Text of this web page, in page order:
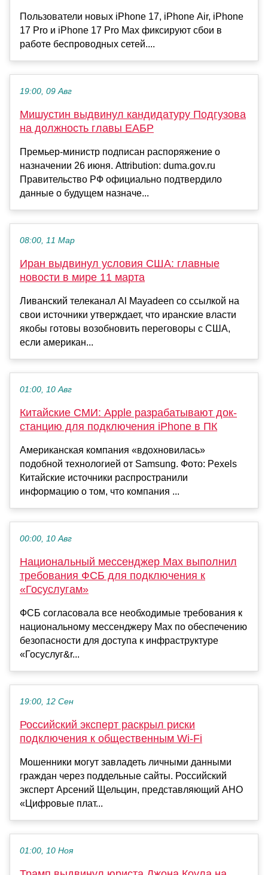
Пользователи новых iPhone 17, iPhone Air, iPhone
17 Pro и iPhone 17 Pro Max фиксируют сбои в
работе беспроводных сетей....
19:00, 09 Авг
Мишустин выдвинул кандидатуру Подгузова
на должность главы ЕАБР
Премьер-министр подписан распоряжение о
назначении 26 июня. Attribution: duma.gov.ru
Правительство РФ официально подтвердило
данные о будущем назначе...
08:00, 11 Мар
Иран выдвинул условия США: главные
новости в мире 11 марта
Ливанский телеканал Al Mayadeen со ссылкой на
свои источники утверждает, что иранские власти
якобы готовы возобновить переговоры с США,
если американ...
01:00, 10 Авг
Китайские СМИ: Apple разрабатывают док-
станцию для подключения iPhone в ПК
Американская компания «вдохновилась»
подобной технологией от Samsung. Фото: Pexels
Китайские источники распространили
информацию о том, что компания ...
00:00, 10 Авг
Национальный мессенджер Max выполнил
требования ФСБ для подключения к
«Госуслугам»
ФСБ согласовала все необходимые требования к
национальному мессенджеру Max по обеспечению
безопасности для доступа к инфраструктуре
«Госуслуг&r...
19:00, 12 Сен
Российский эксперт раскрыл риски
подключения к общественным Wi-Fi
Мошенники могут завладеть личными данными
граждан через поддельные сайты. Российский
эксперт Арсений Щельцин, представляющий АНО
«Цифровые плат...
01:00, 10 Ноя